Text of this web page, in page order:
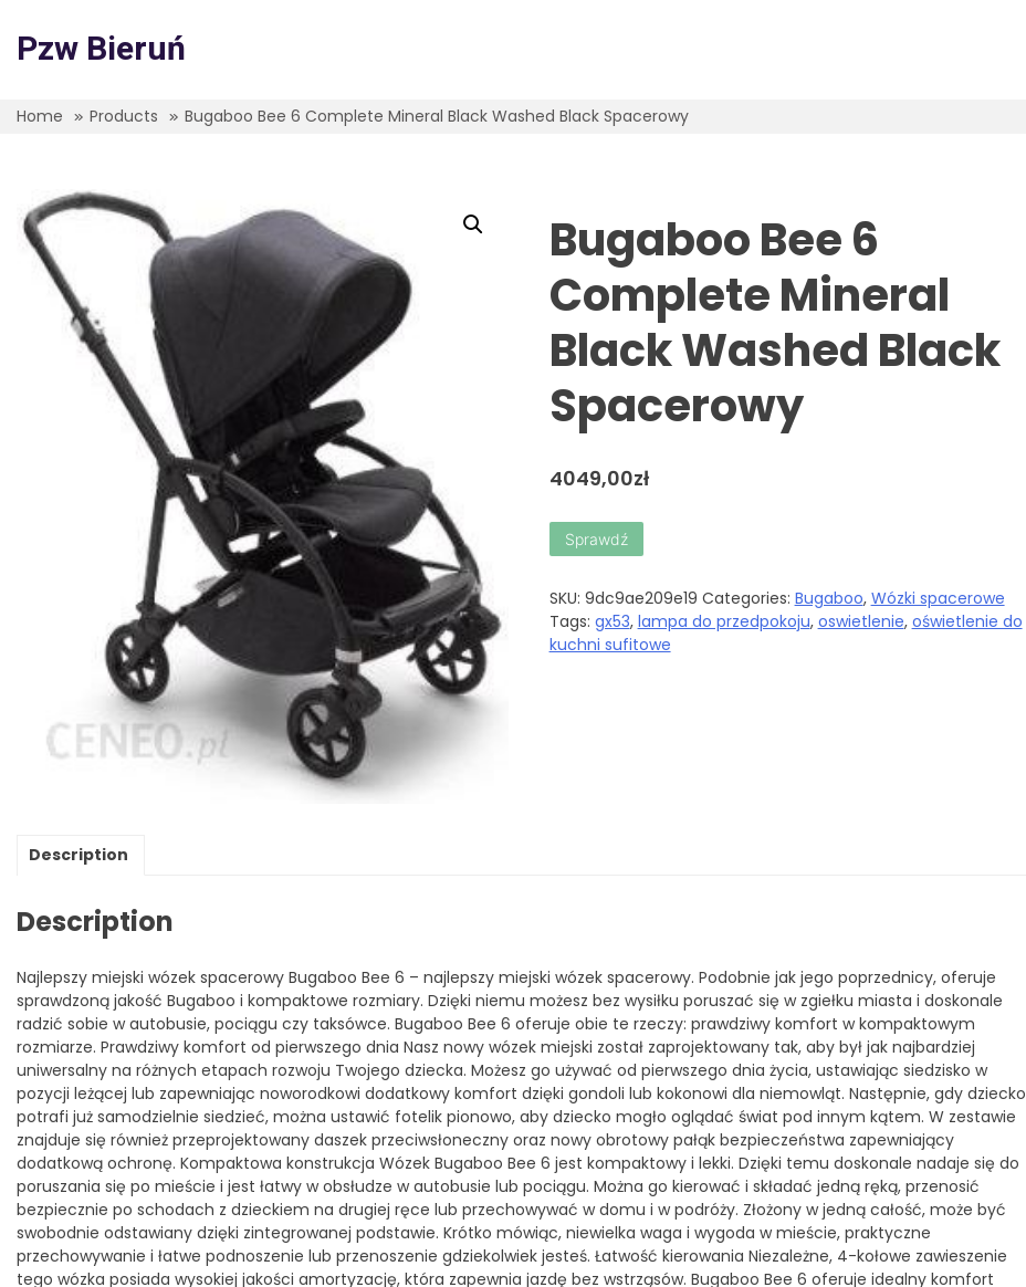
content
Pzw Bieruń
Home Products Bugaboo Bee 6 Complete Mineral Black Washed Black Spacerowy
Bugaboo Bee 6
Complete Mineral
Black Washed Black
Spacerowy
4049,00zł
Sprawdź
SKU: 9dc9ae209e19 Categories: Bugaboo, Wózki spacerowe
Tags: gx53, lampa do przedpokoju, oswietlenie, oświetlenie do
kuchni sufitowe
Description
Description
Najlepszy miejski wózek spacerowy Bugaboo Bee 6 – najlepszy miejski wózek spacerowy. Podobnie jak jego poprzednicy, oferuje
sprawdzoną jakość Bugaboo i kompaktowe rozmiary. Dzięki niemu możesz bez wysiłku poruszać się w zgiełku miasta i doskonale
radzić sobie w autobusie, pociągu czy taksówce. Bugaboo Bee 6 oferuje obie te rzeczy: prawdziwy komfort w kompaktowym
rozmiarze. Prawdziwy komfort od pierwszego dnia Nasz nowy wózek miejski został zaprojektowany tak, aby był jak najbardziej
uniwersalny na różnych etapach rozwoju Twojego dziecka. Możesz go używać od pierwszego dnia życia, ustawiając siedzisko w
pozycji leżącej lub zapewniając noworodkowi dodatkowy komfort dzięki gondoli lub kokonowi dla niemowląt. Następnie, gdy dziecko
potrafi już samodzielnie siedzieć, można ustawić fotelik pionowo, aby dziecko mogło oglądać świat pod innym kątem. W zestawie
znajduje się również przeprojektowany daszek przeciwsłoneczny oraz nowy obrotowy pałąk bezpieczeństwa zapewniający
dodatkową ochronę. Kompaktowa konstrukcja Wózek Bugaboo Bee 6 jest kompaktowy i lekki. Dzięki temu doskonale nadaje się do
poruszania się po mieście i jest łatwy w obsłudze w autobusie lub pociągu. Można go kierować i składać jedną ręką, przenosić
bezpiecznie po schodach z dzieckiem na drugiej ręce lub przechowywać w domu i w podróży. Złożony w jedną całość, może być
swobodnie odstawiany dzięki zintegrowanej podstawie. Krótko mówiąc, niewielka waga i wygoda w mieście, praktyczne
przechowywanie i łatwe podnoszenie lub przenoszenie gdziekolwiek jesteś. Łatwość kierowania Niezależne, 4-kołowe zawieszenie
tego wózka posiada wysokiej jakości amortyzację, która zapewnia jazdę bez wstrząsów. Bugaboo Bee 6 oferuje idealny komfort